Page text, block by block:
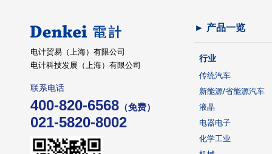
电计贸易（上海）有限公司
电计科技发展（上海）有限公司
联系电话
400-820-6568 （免费）
021-5820-8002
► 产品一览
行业
传统汽车
新能源/省能源汽车
液晶
电器电子
化学工业